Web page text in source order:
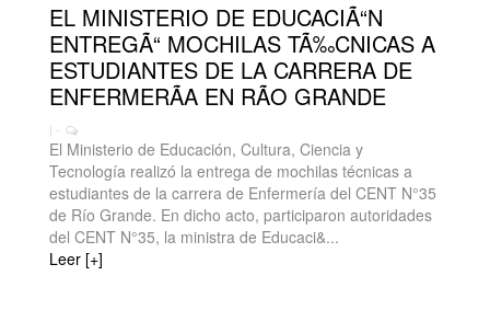
EL MINISTERIO DE EDUCACIÃ“N
ENTREGÃ“ MOCHILAS TÃ‰CNICAS A
ESTUDIANTES DE LA CARRERA DE
ENFERMERÃA EN RÃO GRANDE
| -
El Ministerio de Educación, Cultura, Ciencia y
Tecnología realizó la entrega de mochilas técnicas a
estudiantes de la carrera de Enfermería del CENT N°35
de Río Grande. En dicho acto, participaron autoridades
del CENT N°35, la ministra de Educaci&...
Leer [+]